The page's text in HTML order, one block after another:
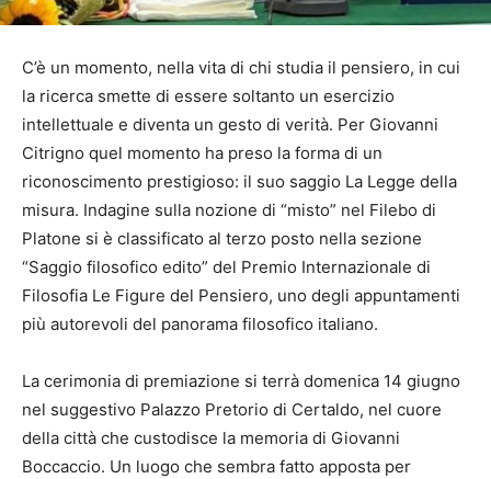
C’è un momento, nella vita di chi studia il pensiero, in cui
la ricerca smette di essere soltanto un esercizio
intellettuale e diventa un gesto di verità. Per Giovanni
Citrigno quel momento ha preso la forma di un
riconoscimento prestigioso: il suo saggio La Legge della
misura. Indagine sulla nozione di “misto” nel Filebo di
Platone si è classificato al terzo posto nella sezione
“Saggio filosofico edito” del Premio Internazionale di
Filosofia Le Figure del Pensiero, uno degli appuntamenti
più autorevoli del panorama filosofico italiano.
La cerimonia di premiazione si terrà domenica 14 giugno
nel suggestivo Palazzo Pretorio di Certaldo, nel cuore
della città che custodisce la memoria di Giovanni
Boccaccio. Un luogo che sembra fatto apposta per